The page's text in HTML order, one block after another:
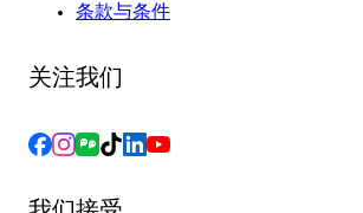
条款与条件
关注我们